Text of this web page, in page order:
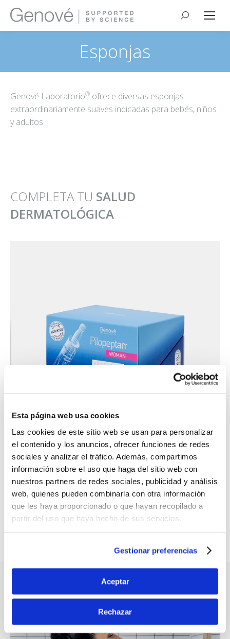
Esta página web usa cookies
Las cookies de este sitio web se usan para personalizar
el contenido y los anuncios, ofrecer funciones de redes
sociales y analizar el tráfico. Además, compartimos
información sobre el uso que haga del sitio web con
nuestros partners de redes sociales, publicidad y análisis
web, quienes pueden combinarla con otra información
que les haya proporcionado o que hayan recopilado a
partir del uso que haya hecho de sus servicios.
Gestionar preferencias
Aceptar
Rechazar
Buscar:
Esponjas
Genové Laboratorio® ofrece diversas esponjas
extraordinariamente suaves indicadas para bebés, niños
y adultos.
COMPLETA TU SALUD
DERMATOLÓGICA
PILOPEPTAN®
Woman Proteokel
DESCUBRE MÁS
ARTÍCULOS RELACIONADOS